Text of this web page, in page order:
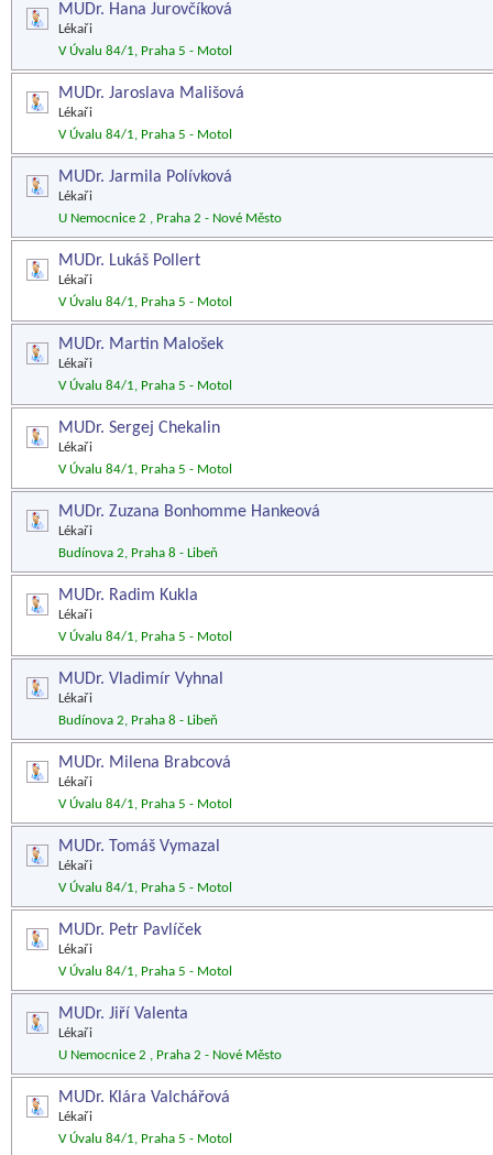
MUDr. Hana Jurovčíková
Lékaři
V Úvalu 84/1, Praha 5 - Motol
MUDr. Jaroslava Mališová
Lékaři
V Úvalu 84/1, Praha 5 - Motol
MUDr. Jarmila Polívková
Lékaři
U Nemocnice 2 , Praha 2 - Nové Město
MUDr. Lukáš Pollert
Lékaři
V Úvalu 84/1, Praha 5 - Motol
MUDr. Martin Malošek
Lékaři
V Úvalu 84/1, Praha 5 - Motol
MUDr. Sergej Chekalin
Lékaři
V Úvalu 84/1, Praha 5 - Motol
MUDr. Zuzana Bonhomme Hankeová
Lékaři
Budínova 2, Praha 8 - Libeň
MUDr. Radim Kukla
Lékaři
V Úvalu 84/1, Praha 5 - Motol
MUDr. Vladimír Vyhnal
Lékaři
Budínova 2, Praha 8 - Libeň
MUDr. Milena Brabcová
Lékaři
V Úvalu 84/1, Praha 5 - Motol
MUDr. Tomáš Vymazal
Lékaři
V Úvalu 84/1, Praha 5 - Motol
MUDr. Petr Pavlíček
Lékaři
V Úvalu 84/1, Praha 5 - Motol
MUDr. Jiří Valenta
Lékaři
U Nemocnice 2 , Praha 2 - Nové Město
MUDr. Klára Valchářová
Lékaři
V Úvalu 84/1, Praha 5 - Motol